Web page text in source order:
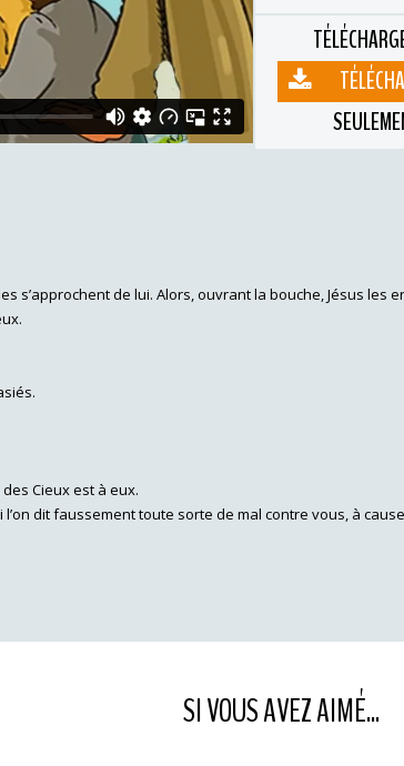
s’approchent de lui. Alors, ouvrant la bouche, Jésus les
Cieux est à eux.
dit faussement toute sorte de mal contre vous, à
SI VOUS AVEZ AIMÉ...